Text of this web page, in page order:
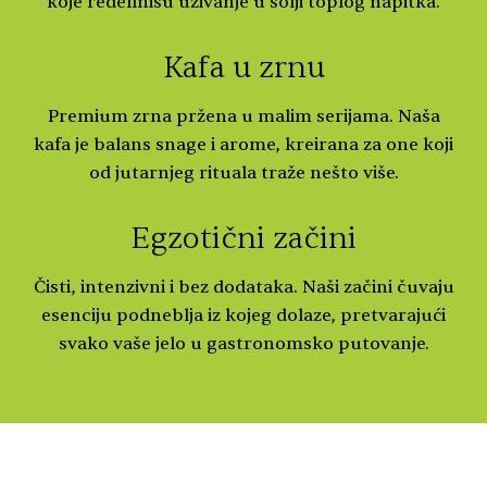
Kafa u zrnu
Premium zrna pržena u malim serijama. Naša
kafa je balans snage i arome, kreirana za one koji
od jutarnjeg rituala traže nešto više.
Egzotični začini
Čisti, intenzivni i bez dodataka. Naši začini čuvaju
esenciju podneblja iz kojeg dolaze, pretvarajući
svako vaše jelo u gastronomsko putovanje.